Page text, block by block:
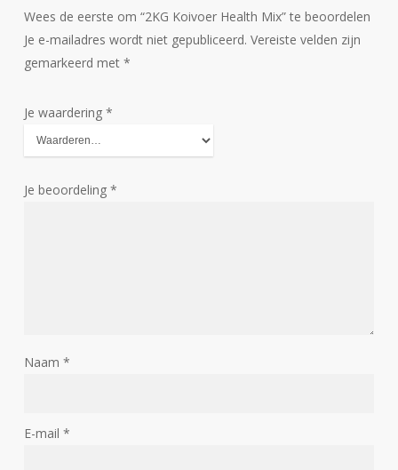
Wees de eerste om “2KG Koivoer Health Mix” te beoordelen
Je e-mailadres wordt niet gepubliceerd. Vereiste velden zijn
gemarkeerd met *
Je waardering *
Je beoordeling *
Naam *
E-mail *